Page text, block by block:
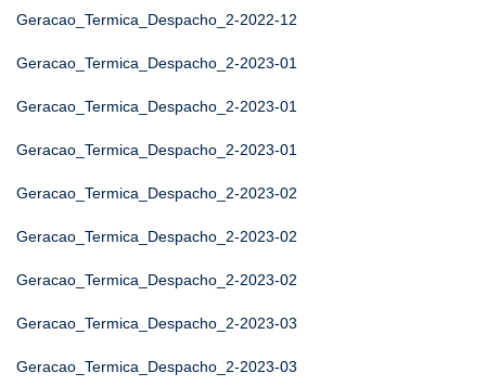
Geracao_Termica_Despacho_2-2022-12
Geracao_Termica_Despacho_2-2023-01
Geracao_Termica_Despacho_2-2023-01
Geracao_Termica_Despacho_2-2023-01
Geracao_Termica_Despacho_2-2023-02
Geracao_Termica_Despacho_2-2023-02
Geracao_Termica_Despacho_2-2023-02
Geracao_Termica_Despacho_2-2023-03
Geracao_Termica_Despacho_2-2023-03